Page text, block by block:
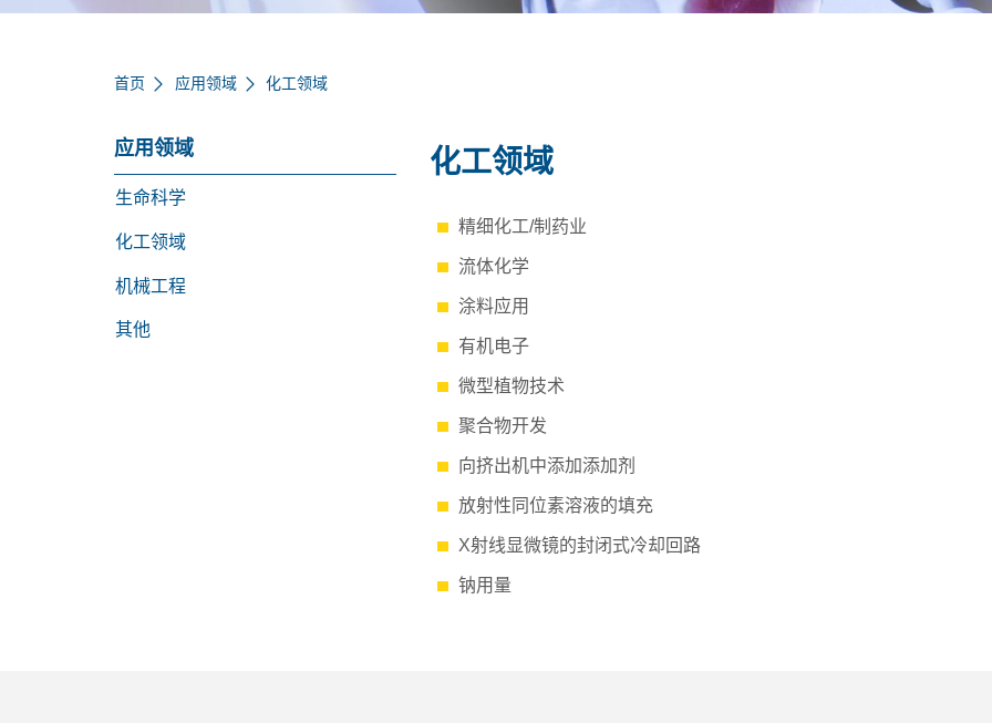
首页 应用领域 化工领域
应用领域
生命科学
化工领域
机械工程
其他
化工领域
精细化工/制药业
流体化学
涂料应用
有机电子
微型植物技术
聚合物开发
向挤出机中添加添加剂
放射性同位素溶液的填充
X射线显微镜的封闭式冷却回路
钠用量